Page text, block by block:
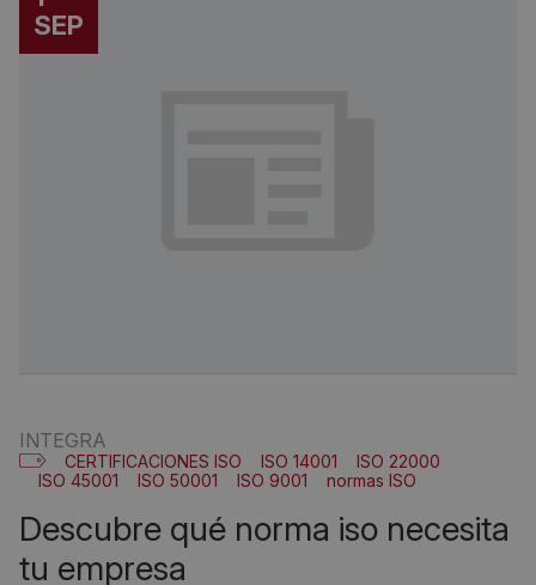
SEP
INTEGRA
CERTIFICACIONES ISO ISO 14001
ISO 22000
ISO 45001
ISO 50001 ISO 9001 normas ISO
descubre qué norma iso necesita
tu empresa